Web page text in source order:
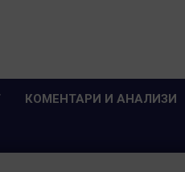
КОМЕНТАРИ И АНАЛИЗИ